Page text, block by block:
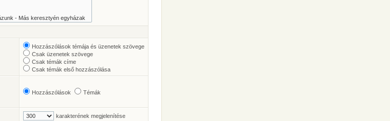
Hozzászólások témája és üzenetek szövege
Csak üzenetek szövege
Csak témák címe
Csak témák első hozzászólása
Hozzászólások Témák
karakterének megjelenítése